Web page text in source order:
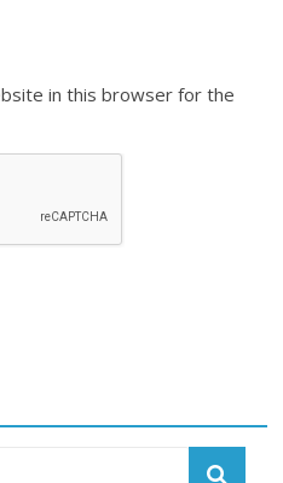
in this browser for the